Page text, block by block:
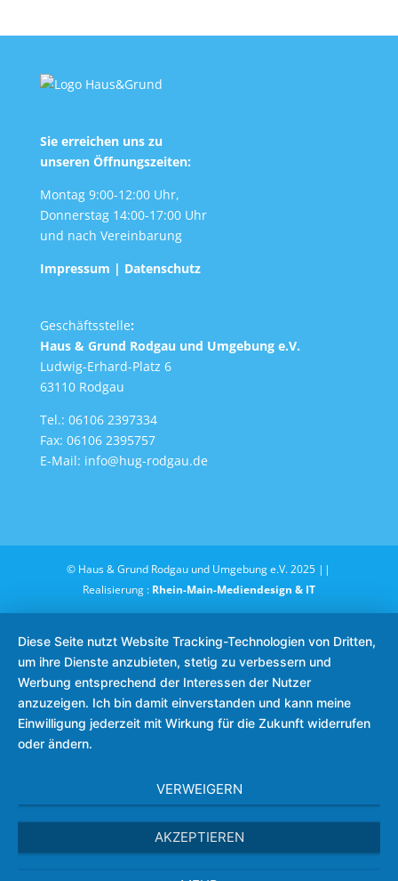
Sie erreichen uns zu
unseren Öffnungszeiten:
Montag 9:00-12:00 Uhr,
Donnerstag 14:00-17:00 Uhr
und nach Vereinbarung
Impressum | Datenschutz
Geschäftsstelle:
Haus & Grund Rodgau und Umgebung e.V.
Ludwig-Erhard-Platz 6
63110 Rodgau
Tel.: 06106 2397334
Fax: 06106 2395757
E-Mail: info@hug-rodgau.de
© Haus & Grund Rodgau und Umgebung e.V. 2025 ||
Realisierung : Rhein-Main-Mediendesign & IT
Diese Seite nutzt Website Tracking-Technologien von Dritten,
um ihre Dienste anzubieten, stetig zu verbessern und
Werbung entsprechend der Interessen der Nutzer
anzuzeigen. Ich bin damit einverstanden und kann meine
Einwilligung jederzeit mit Wirkung für die Zukunft widerrufen
oder ändern.
VERWEIGERN
AKZEPTIEREN